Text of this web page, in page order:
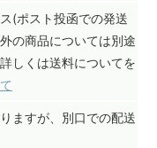
(ポスト投函での発送
の商品については別途
しくは送料についてを
ますが、別口での配送